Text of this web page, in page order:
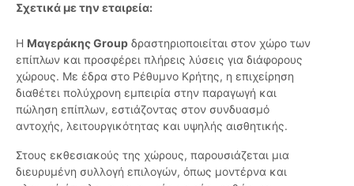
Σχετικά με την εταιρεία:
Η Μαγεράκης Group δραστηριοποιείται στον χώρο των
επίπλων και προσφέρει πλήρεις λύσεις για διάφορους
χώρους. Με έδρα στο Ρέθυμνο Κρήτης, η επιχείρηση
διαθέτει πολύχρονη εμπειρία στην παραγωγή και
πώληση επίπλων, εστιάζοντας στον συνδυασμό
αντοχής, λειτουργικότητας και υψηλής αισθητικής.
Στους εκθεσιακούς της χώρους, παρουσιάζεται μια
διευρυμένη συλλογή επιλογών, όπως μοντέρνα και